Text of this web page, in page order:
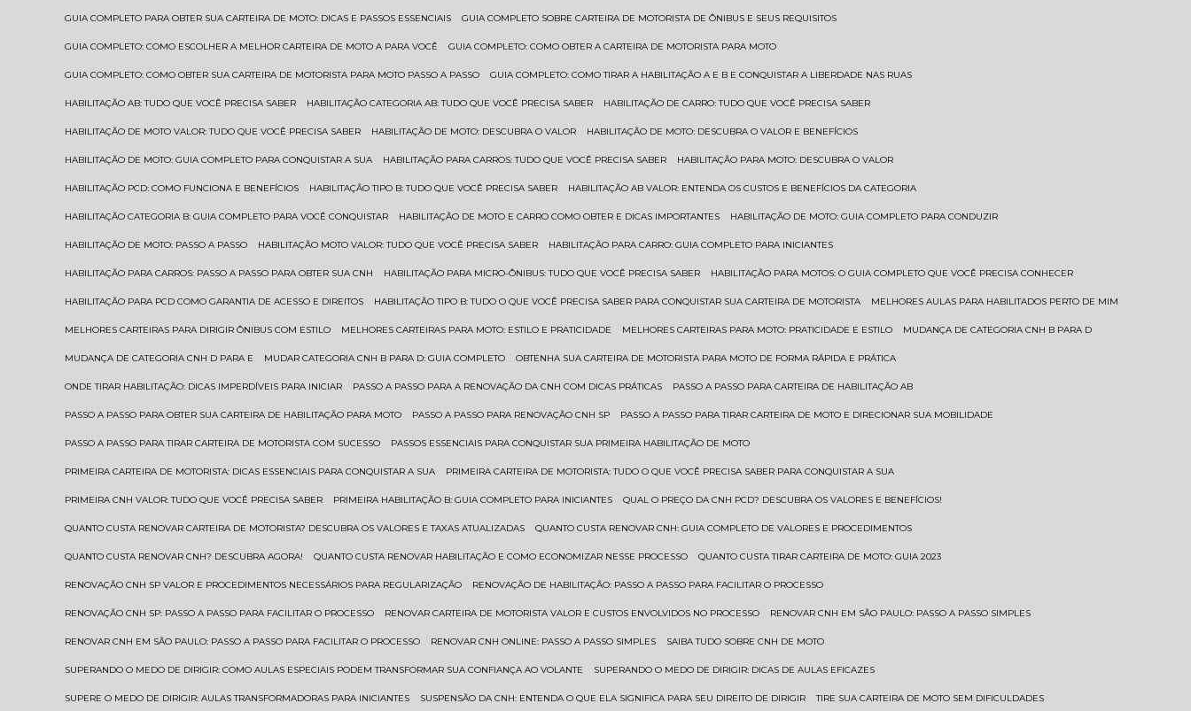
GUIA COMPLETO PARA OBTER SUA CARTEIRA DE MOTO: DICAS E PASSOS ESSENCIAIS GUIA COMPLETO SOBRE CARTEIRA DE MOTORISTA DE ÔNIBUS E SEUS REQUISITOS
GUIA COMPLETO: COMO ESCOLHER A MELHOR CARTEIRA DE MOTO A PARA VOCÊ GUIA COMPLETO: COMO OBTER A CARTEIRA DE MOTORISTA PARA MOTO
GUIA COMPLETO: COMO OBTER SUA CARTEIRA DE MOTORISTA PARA MOTO PASSO A PASSO GUIA COMPLETO: COMO TIRAR A HABILITAÇÃO A E B E CONQUISTAR A LIBERDADE NAS RUAS
HABILITAÇÃO AB: TUDO QUE VOCÊ PRECISA SABER HABILITAÇÃO CATEGORIA AB: TUDO QUE VOCÊ PRECISA SABER HABILITAÇÃO DE CARRO: TUDO QUE VOCÊ PRECISA SABER
HABILITAÇÃO DE MOTO VALOR: TUDO QUE VOCÊ PRECISA SABER HABILITAÇÃO DE MOTO: DESCUBRA O VALOR HABILITAÇÃO DE MOTO: DESCUBRA O VALOR E BENEFÍCIOS
HABILITAÇÃO DE MOTO: GUIA COMPLETO PARA CONQUISTAR A SUA HABILITAÇÃO PARA CARROS: TUDO QUE VOCÊ PRECISA SABER HABILITAÇÃO PARA MOTO: DESCUBRA O VALOR
HABILITAÇÃO PCD: COMO FUNCIONA E BENEFÍCIOS HABILITAÇÃO TIPO B: TUDO QUE VOCÊ PRECISA SABER HABILITAÇÃO AB VALOR: ENTENDA OS CUSTOS E BENEFÍCIOS DA CATEGORIA
HABILITAÇÃO CATEGORIA B: GUIA COMPLETO PARA VOCÊ CONQUISTAR HABILITAÇÃO DE MOTO E CARRO COMO OBTER E DICAS IMPORTANTES HABILITAÇÃO DE MOTO: GUIA COMPLETO PARA CONDUZIR
HABILITAÇÃO DE MOTO: PASSO A PASSO HABILITAÇÃO MOTO VALOR: TUDO QUE VOCÊ PRECISA SABER HABILITAÇÃO PARA CARRO: GUIA COMPLETO PARA INICIANTES
HABILITAÇÃO PARA CARROS: PASSO A PASSO PARA OBTER SUA CNH HABILITAÇÃO PARA MICRO-ÔNIBUS: TUDO QUE VOCÊ PRECISA SABER HABILITAÇÃO PARA MOTOS: O GUIA COMPLETO QUE VOCÊ PRECISA CONHECER
HABILITAÇÃO PARA PCD COMO GARANTIA DE ACESSO E DIREITOS HABILITAÇÃO TIPO B: TUDO O QUE VOCÊ PRECISA SABER PARA CONQUISTAR SUA CARTEIRA DE MOTORISTA MELHORES AULAS PARA HABILITADOS PERTO DE MIM
MELHORES CARTEIRAS PARA DIRIGIR ÔNIBUS COM ESTILO MELHORES CARTEIRAS PARA MOTO: ESTILO E PRATICIDADE MELHORES CARTEIRAS PARA MOTO: PRATICIDADE E ESTILO MUDANÇA DE CATEGORIA CNH B PARA D
MUDANÇA DE CATEGORIA CNH D PARA E MUDAR CATEGORIA CNH B PARA D: GUIA COMPLETO OBTENHA SUA CARTEIRA DE MOTORISTA PARA MOTO DE FORMA RÁPIDA E PRÁTICA
ONDE TIRAR HABILITAÇÃO: DICAS IMPERDÍVEIS PARA INICIAR PASSO A PASSO PARA A RENOVAÇÃO DA CNH COM DICAS PRÁTICAS PASSO A PASSO PARA CARTEIRA DE HABILITAÇÃO AB
PASSO A PASSO PARA OBTER SUA CARTEIRA DE HABILITAÇÃO PARA MOTO PASSO A PASSO PARA RENOVAÇÃO CNH SP PASSO A PASSO PARA TIRAR CARTEIRA DE MOTO E DIRECIONAR SUA MOBILIDADE
PASSO A PASSO PARA TIRAR CARTEIRA DE MOTORISTA COM SUCESSO PASSOS ESSENCIAIS PARA CONQUISTAR SUA PRIMEIRA HABILITAÇÃO DE MOTO
PRIMEIRA CARTEIRA DE MOTORISTA: DICAS ESSENCIAIS PARA CONQUISTAR A SUA PRIMEIRA CARTEIRA DE MOTORISTA: TUDO O QUE VOCÊ PRECISA SABER PARA CONQUISTAR A SUA
PRIMEIRA CNH VALOR: TUDO QUE VOCÊ PRECISA SABER PRIMEIRA HABILITAÇÃO B: GUIA COMPLETO PARA INICIANTES QUAL O PREÇO DA CNH PCD? DESCUBRA OS VALORES E BENEFÍCIOS!
QUANTO CUSTA RENOVAR CARTEIRA DE MOTORISTA? DESCUBRA OS VALORES E TAXAS ATUALIZADAS QUANTO CUSTA RENOVAR CNH: GUIA COMPLETO DE VALORES E PROCEDIMENTOS
QUANTO CUSTA RENOVAR CNH? DESCUBRA AGORA! QUANTO CUSTA RENOVAR HABILITAÇÃO E COMO ECONOMIZAR NESSE PROCESSO QUANTO CUSTA TIRAR CARTEIRA DE MOTO: GUIA 2023
RENOVAÇÃO CNH SP VALOR E PROCEDIMENTOS NECESSÁRIOS PARA REGULARIZAÇÃO RENOVAÇÃO DE HABILITAÇÃO: PASSO A PASSO PARA FACILITAR O PROCESSO
RENOVAÇÃO CNH SP: PASSO A PASSO PARA FACILITAR O PROCESSO RENOVAR CARTEIRA DE MOTORISTA VALOR E CUSTOS ENVOLVIDOS NO PROCESSO RENOVAR CNH EM SÃO PAULO: PASSO A PASSO SIMPLES
RENOVAR CNH EM SÃO PAULO: PASSO A PASSO PARA FACILITAR O PROCESSO RENOVAR CNH ONLINE: PASSO A PASSO SIMPLES SAIBA TUDO SOBRE CNH DE MOTO
SUPERANDO O MEDO DE DIRIGIR: COMO AULAS ESPECIAIS PODEM TRANSFORMAR SUA CONFIANÇA AO VOLANTE SUPERANDO O MEDO DE DIRIGIR: DICAS DE AULAS EFICAZES
SUPERE O MEDO DE DIRIGIR: AULAS TRANSFORMADORAS PARA INICIANTES SUSPENSÃO DA CNH: ENTENDA O QUE ELA SIGNIFICA PARA SEU DIREITO DE DIRIGIR TIRE SUA CARTEIRA DE MOTO SEM DIFICULDADES